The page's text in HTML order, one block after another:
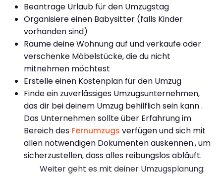
Beantrage Urlaub für den Umzugstag
Organisiere einen Babysitter (falls Kinder
vorhanden sind)
Räume deine Wohnung auf und verkaufe oder
verschenke Möbelstücke, die du nicht
mitnehmen möchtest
Erstelle einen Kostenplan für den Umzug
Finde ein zuverlässiges Umzugsunternehmen,
das dir bei deinem Umzug behilflich sein kann .
Das Unternehmen sollte über Erfahrung im
Bereich des Fernumzugs verfügen und sich mit
allen notwendigen Dokumenten auskennen., um
sicherzustellen, dass alles reibungslos abläuft.
Weiter geht es mit deiner Umzugsplanung: